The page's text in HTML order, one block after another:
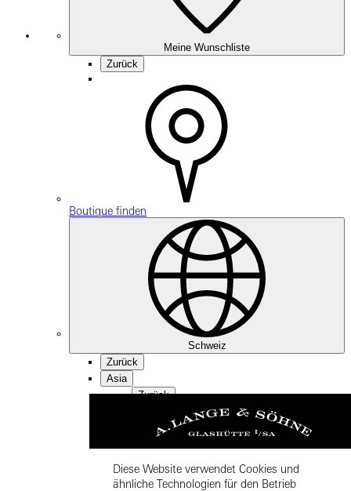
Meine Wunschliste
Zurück
Boutique finden
Schweiz
Zurück
Asia
Zurück
中国 (ZH-HANS)
Diese Website verwendet Cookies und
ähnliche Technologien für den Betrieb